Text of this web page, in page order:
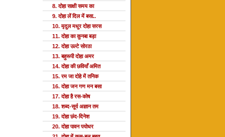
8. दोहा साक्षी समय का
9. दोहा लें दिल में बसा..
10. मृदुल मधुर दोहा सरस
11. दोहा का कुनबा बड़ा
12. दोहा उल्टे सोरठा
13. बहुरूपी दोहा अमर
14. दोहा की छवियाँ अमित
15. रम जा दोहे में तनिक
16. दोहा जन गण मन बसा
17. दोहा है रस-कोष
18. शब्द-सूर्य अज्ञान तम
19. दोहा छंद-दिनेश
20. दोहा पावन पयोधर